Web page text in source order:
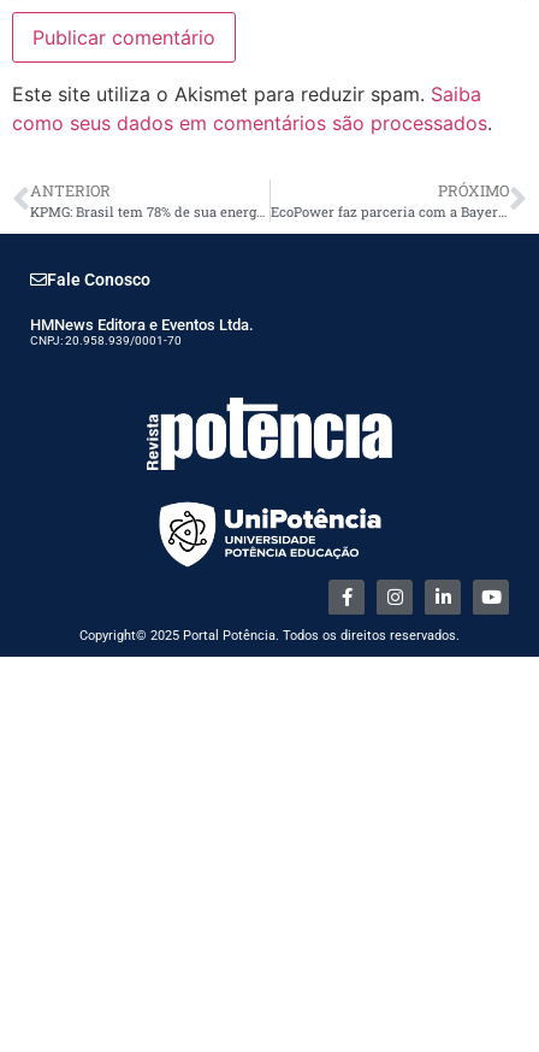
Este site utiliza o Akismet para reduzir spam. Saiba
como seus dados em comentários são processados.
ANTERIOR PRÓXIMO
EcoPower faz parceria com a Bayer para estimular redução de carbono na agricultura
Fale Conosco
HMNews Editora e Eventos Ltda.
CNPJ: 20.958.939/0001-70
Copyright© 2025 Portal Potência. Todos os direitos reservados.